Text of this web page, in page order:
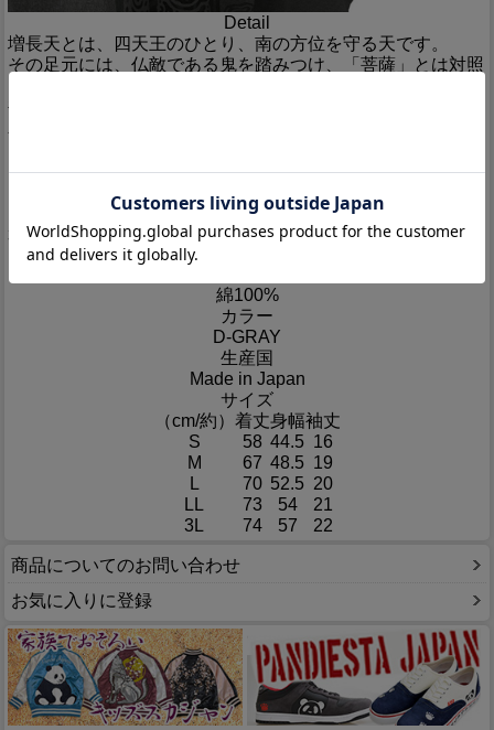
Detail
増長天とは、四天王のひとり、南の方位を守る天です。
その足元には、仏敵である鬼を踏みつけ、「菩薩」とは対照
袖の梵字は「ビ」と読み、増長天を表します。
木版調のタッチと地色に馴染むプリントカラーが、クセのあ
ズ一番人気の商品です。
※メーカーからのお取り寄せの場合お届けまで1週間前後か
かる場合がございます
綿100%
カラー
D-GRAY
生産国
Made in Japan
サイズ
（cm/約） 着丈身幅袖丈
S
58 44.5 16
M
67 48.5 19
L
70 52.5 20
LL
73 54
21
3L
74 57 22
商品についてのお問い合わせ
お気に入りに登録